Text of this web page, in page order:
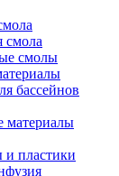
смола
смолы
бассейнов
пластики